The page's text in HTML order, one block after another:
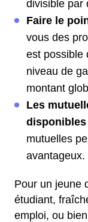
divisible par
Faire le
vous des
est possible
niveau de
montant
Les
disponibles
mutuelles
avantageux.
Pour un jeune
étudiant,
emploi, ou